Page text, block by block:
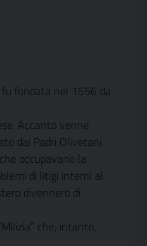
fu fondata nel 1556 da
Accanto venne
dai Padri Olivetani.
occupavano la
di litigi interni al
divennero di
che, intanto,